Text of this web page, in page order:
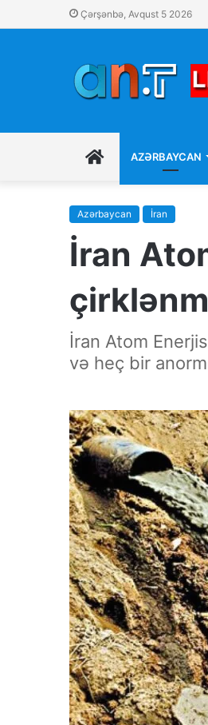
Çərşənbə, Avqust 5 2026
İLK
SƏHIFƏ
AZƏRBAYCAN
Azərbaycan İran
İran
İran Atom
və heç bir